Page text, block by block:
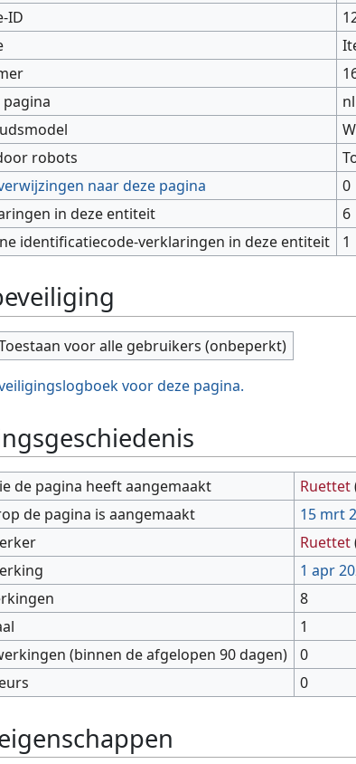
ID
pagina
robots
naar deze pagina
0
in deze entiteit
6
identificatiecode-verklaringen in deze entiteit
1
voor alle gebruikers (onbeperkt)
voor deze pagina.
de pagina heeft aangemaakt Ruettet
de pagina is aangemaakt
15 mrt
Ruettet
1 apr
8
1
(binnen de afgelopen 90 dagen)
0
0